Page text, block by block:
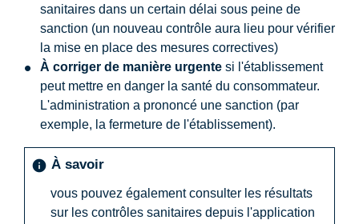
sanitaires dans un certain délai sous peine de
sanction (un nouveau contrôle aura lieu pour vérifier
la mise en place des mesures correctives)
À corriger de manière urgente si l'établissement
peut mettre en danger la santé du consommateur.
L'administration a prononcé une sanction (par
exemple, la fermeture de l'établissement).
info À savoir
vous pouvez également consulter les résultats
sur les contrôles sanitaires depuis l'application